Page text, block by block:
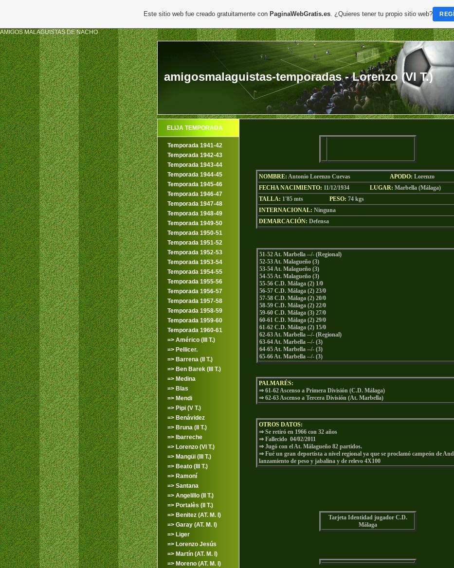
AMIGOS MALAGUISTAS DE NACHO
amigosmalaguistas-temporadas - Lorenzo (VI T.)
ELIJA TEMPORADA
Temporada 1941-42
Temporada 1942-43
Temporada 1943-44
Temporada 1944-45
Temporada 1945-46
Temporada 1946-47
Temporada 1947-48
Temporada 1948-49
Temporada 1949-50
Temporada 1950-51
Temporada 1951-52
Temporada 1952-53
Temporada 1953-54
Temporada 1954-55
Temporada 1955-56
Temporada 1956-57
Temporada 1957-58
Temporada 1958-59
Temporada 1959-60
Temporada 1960-61
=> Américo (III T.)
=> Pellicer.
=> Barrena (II T.)
=> Ben Barek (III T.)
=> Medina
=> Blas
=> Mendi
=> Pipi (V T.)
=> Benávidez
=> Bruna (II T.)
=> Ibarreche
=> Lorenzo (VI T.)
=> Mangüi (III T.)
=> Beato (III T.)
=> Ramoní
=> Santana
=> Angelillo (II T.)
=> Portalès (II T.)
=> Benitez (AT. M. I)
=> Garay (AT. M. I)
=> Liger
=> Lorenzo Jesús
=> Martín (AT. M. I)
=> Moreno (AT. M. I)
NOMBRE: Antonio Lorenzo Cuevas APODO: Lorenzo
FECHA NACIMIENTO: 11/12/1934 LUGAR: Marbella (Málaga)
TALLA: 1'85 mts PESO: 74 kgs
INTERNACIONAL: Ninguna
DEMARCACIÓN: Defensa
51-52 At. Marbella --/- (Regional)
52-53 At. Malagueño (3)
53-54 At. Malagueño (3)
54-55 At. Malagueño (3)
55-56 C.D. Málaga (2) 1/0
56-57 C.D. Málaga (2) 23/0
57-58 C.D. Málaga (2) 20/0
58-59 C.D. Málaga (2) 22/0
59-60 C.D. Málaga (3) 27/0
60-61 C.D. Málaga (2) 29/0
61-62 C.D. Málaga (2) 15/0
62-63 At. Marbella --/- (Regional)
63-64 At. Marbella --/- (3)
64-65 At. Marbella --/- (3)
65-66 At. Marbella --/- (3)
PALMARÉS:
⇒ 61-62 Ascenso a Primera División (C.D. Málaga)
⇒ 62-63 Ascenso a Tercera División (At. Marbella)
OTROS DATOS:
⇒ Se retiró en 1966 con 32 años
⇒ Fallecido 04/02/2011
⇒ Jugó con el At. Málagueño 82 partidos.
⇒ Fué un gran deportista a nivel regional ya que se proclamó campeón de
lanzamiento de peso y jabalina y de relevo 4X100
Tarjeta Identidad jugador C.D.
Málaga
Este sitio web fue creado gratuitamente con PaginaWebGratis.es. ¿Quieres tener tu propio sitio web?